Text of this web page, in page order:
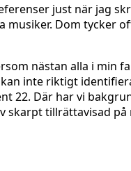
just när jag
Dom tycker
nästan alla i min
inte riktigt
22. Där har vi
skarpt tillrättavisad